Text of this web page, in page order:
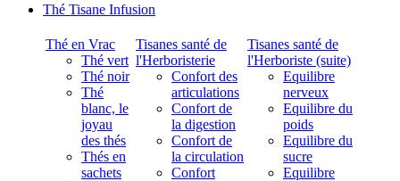
Thé Tisane Infusion
Thé en Vrac
Thé vert
Thé noir
Thé
blanc, le
joyau
des thés
Thés en
sachets
Tisanes santé de
l'Herboristerie
Confort des
articulations
Confort de
la digestion
Confort de
la circulation
Confort
Tisanes santé de
l'Herboriste (suite)
Equilibre
nerveux
Equilibre du
poids
Equilibre du
sucre
Equilibre